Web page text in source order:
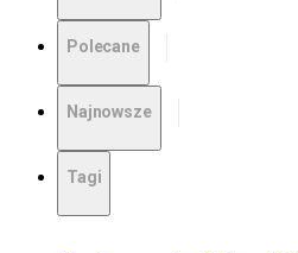
Polecane
Najnowsze
Tagi